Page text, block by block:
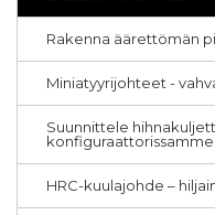
Rakenna äärettömän
Miniatyyrijohteet -
Suunnittele
konfiguraattorissamme
HRC-kuulajohde –